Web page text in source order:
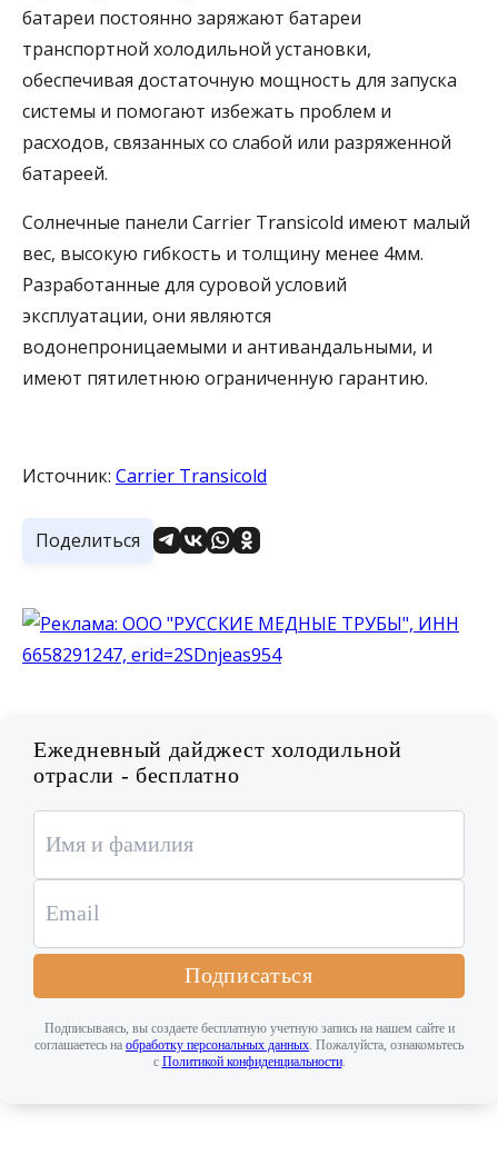
батареи постоянно заряжают батареи
транспортной холодильной установки,
обеспечивая достаточную мощность для запуска
системы и помогают избежать проблем и
расходов, связанных со слабой или разряженной
батареей.
Солнечные панели Carrier Transicold имеют малый
вес, высокую гибкость и толщину менее 4мм.
Разработанные для суровой условий
эксплуатации, они являются
водонепроницаемыми и антивандальными, и
имеют пятилетнюю ограниченную гарантию.
Источник: Carrier Transicold
Поделиться
Ежедневный дайджест холодильной
отрасли - бесплатно
Подписаться
Подписываясь, вы создаете бесплатную учетную запись на нашем сайте и
соглашаетесь на обработку персональных данных . Пожалуйста, ознакомьтесь
с Политикой конфиденциальности.